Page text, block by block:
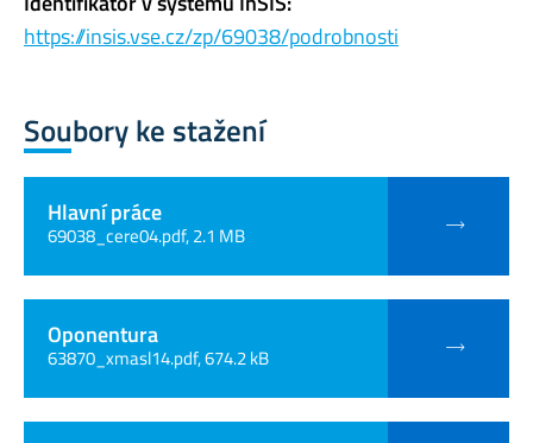
https://insis.vse.cz/zp/69038/podrobnosti
Soubory ke stažení
Hlavní práce
69038_cere04.pdf, 2.1 MB
Oponentura
63870_xmasl14.pdf, 674.2 kB